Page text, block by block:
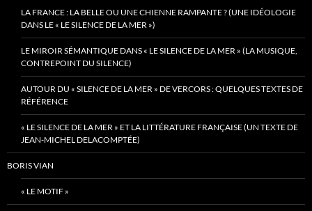
LA FRANCE : LA BELLE OU UNE CHIENNE RAMPANTE ? (UNE IDÉOLOGIE
DANS LE « LE SILENCE DE LA MER »)
LE MIROIR SÉMANTIQUE DANS « LE SILENCE DE LA MER » (LA MUSIQUE,
CONTREPOINT DU SILENCE)
AUTOUR DU « SILENCE DE LA MER » DE VERCORS : QUELQUES TEXTES DE
RÉFÉRENCE
« LE SILENCE DE LA MER » ET LA LITTÉRATURE FRANÇAISE (UN TEXTE DE
JEAN-MICHEL DELACOMPTÉE)
BORIS VIAN
« LE MOTIF »